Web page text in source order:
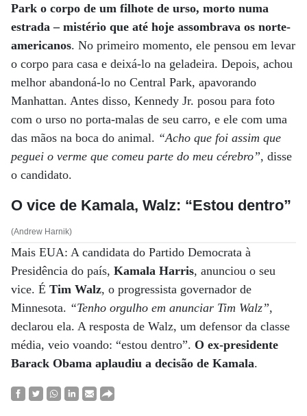
Park o corpo de um filhote de urso, morto numa
estrada – mistério que até hoje assombrava os norte-
americanos. No primeiro momento, ele pensou em levar
o corpo para casa e deixá-lo na geladeira. Depois, achou
melhor abandoná-lo no Central Park, apavorando
Manhattan. Antes disso, Kennedy Jr. posou para foto
com o urso no porta-malas de seu carro, e ele com uma
das mãos na boca do animal. “Acho que foi assim que
peguei o verme que comeu parte do meu cérebro”, disse
o candidato.
O vice de Kamala, Walz: “Estou dentro”
(Andrew Harnik)
Mais EUA: A candidata do Partido Democrata à
Presidência do país, Kamala Harris, anunciou o seu
vice. É Tim Walz, o progressista governador de
Minnesota. “Tenho orgulho em anunciar Tim Walz”,
declarou ela. A resposta de Walz, um defensor da classe
média, veio voando: “estou dentro”. O ex-presidente
Barack Obama aplaudiu a decisão de Kamala.